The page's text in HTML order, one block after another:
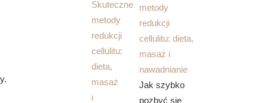
metody
redukcji
cellulitu: dieta,
masaż i
nawadnianie
Jak szybko
pozbyć się